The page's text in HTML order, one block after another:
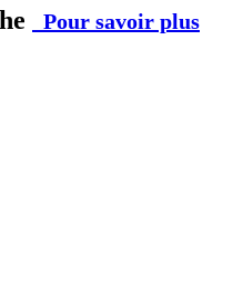
Pour savoir plus